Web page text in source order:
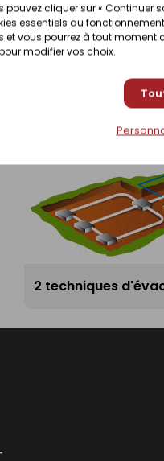
pouvez cliquer sur « Continuer
essentiels au
et vous pourrez à tout moment
modifier vos choix.
2 techniques